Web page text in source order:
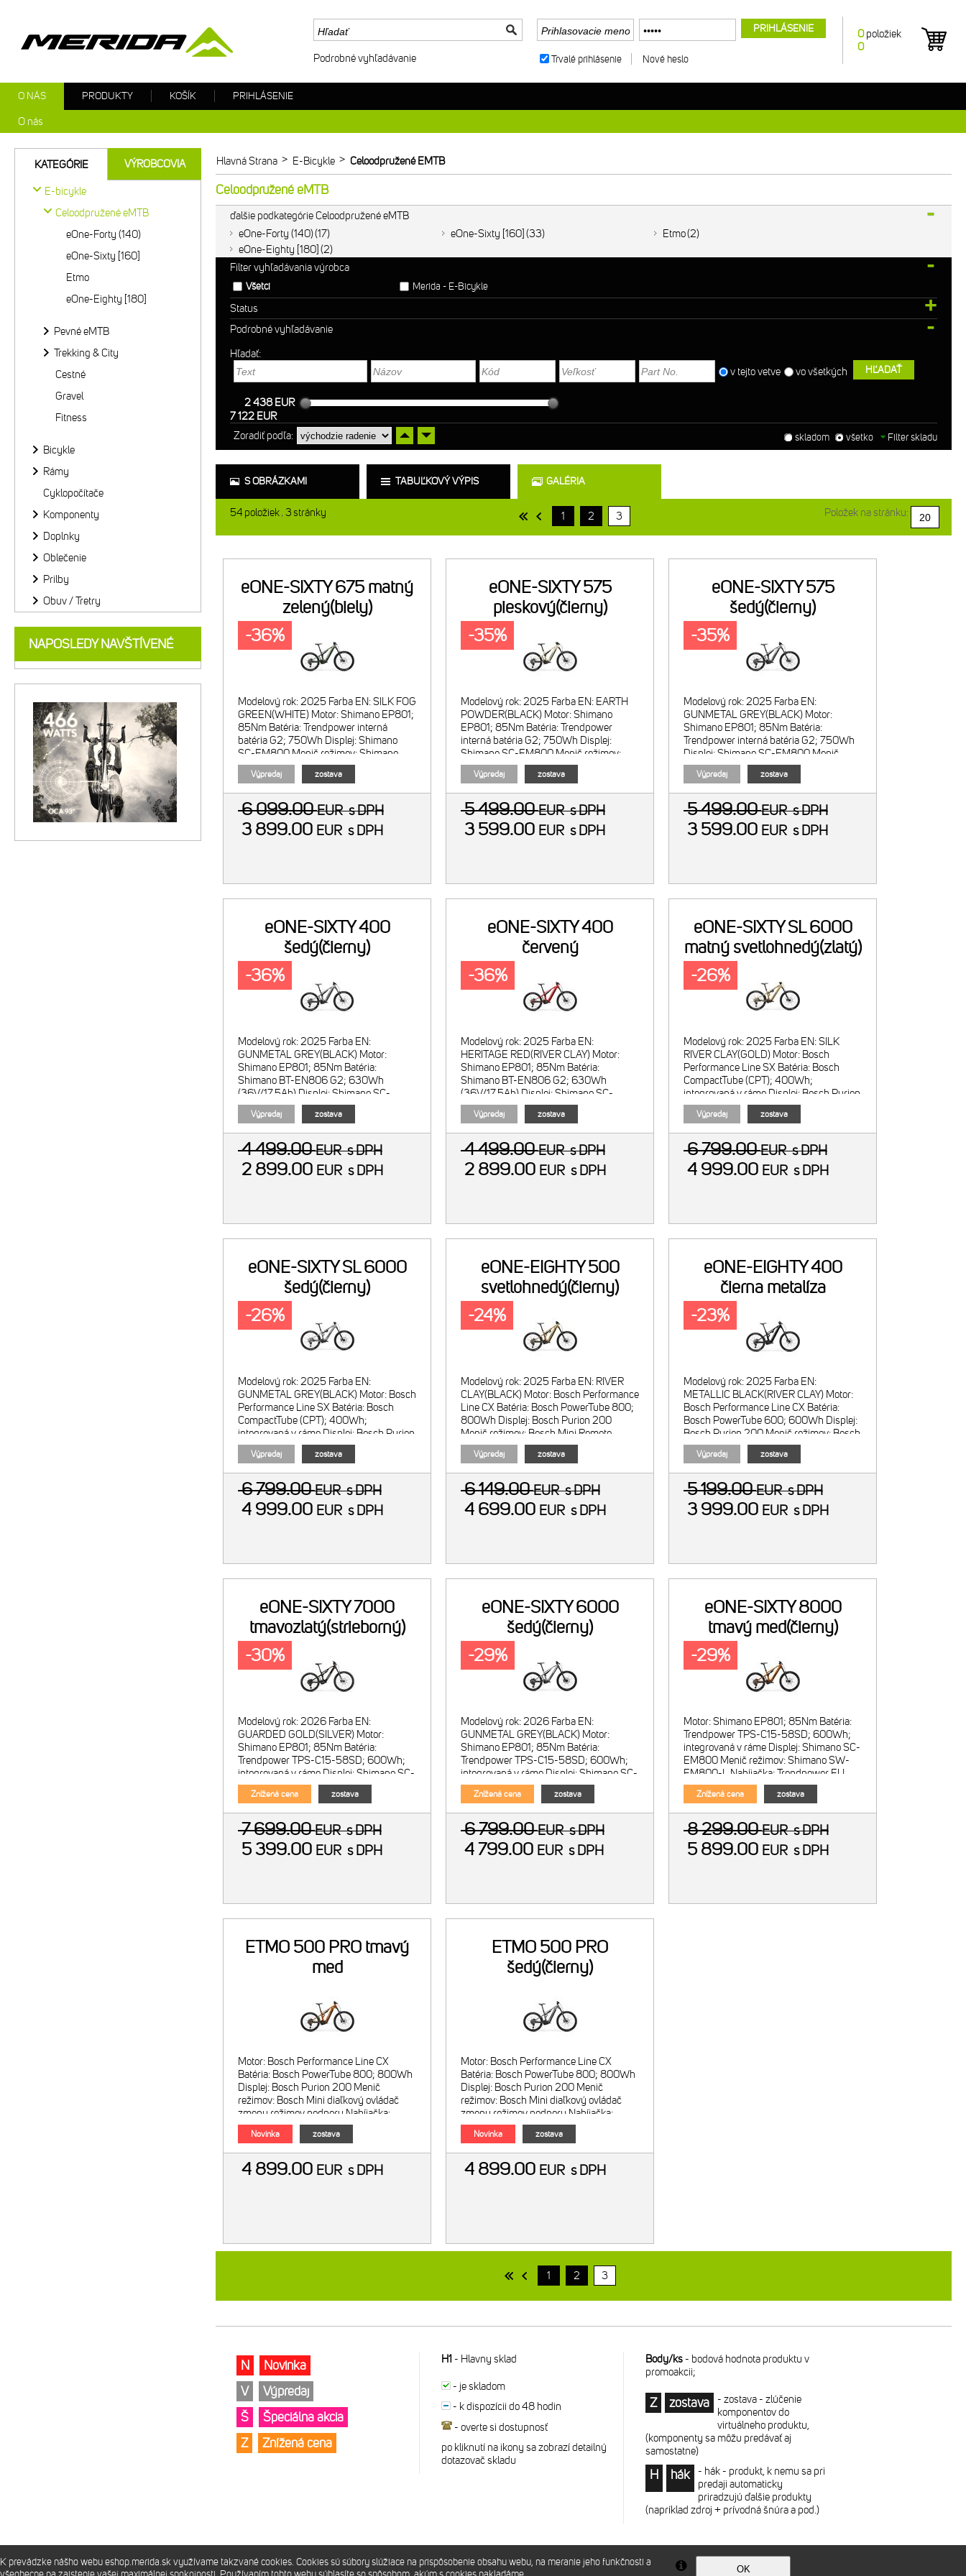
Hlavná Strana > E-Bicykle > Celoodpružené EMTB
Celoodpružené eMTB
ďalšie podkategórie Celoodpružené eMTB
eOne-Forty (140) 17 eOne-Sixty [160] 33 Etmo 2
eOne-Eighty [180] 2
Filter vyhľadávania výrobca
Všetci Merida - E-Bicykle
Status
Podrobné vyhľadávanie
Hľadať:
v tejto vetve
vo všetkých HĽADAŤ
2 438 EUR
7 122 EUR
Zoradiť podľa:
Filter skladu
skladom všetko
S OBRÁZKAMI TABUĽKOVÝ VÝPIS GALÉRIA
Položek na stránku:
54 položiek 3stránky 1 2 3
eONE-SIXTY 675 matný
zelený(biely)
Modelový rok: 2025 Farba EN: SILK FOG
GREEN(WHITE) Motor: Shimano EP801;
85Nm Batéria: Trendpower interná
batéria G2; 750Wh Displej: Shimano
SC-EM800 Menič režimov: Shimano
SW-EM800-
Výpredaj zostava
-36%
6 099.00EURs DPH
3 899.00 EUR s DPH
eONE-SIXTY 575
pieskový(čierny)
Modelový rok: 2025 Farba EN: EARTH
POWDER(BLACK) Motor: Shimano
EP801; 85Nm Batéria: Trendpower
interná batéria G2; 750Wh Displej:
Shimano SC-EM800 Menič režimov:
Shimano SW-EM800-L<
Výpredaj zostava
-35%
5 499.00EURs DPH
3 599.00 EUR s DPH
eONE-SIXTY 575
šedý(čierny)
Modelový rok: 2025 Farba EN:
GUNMETAL GREY(BLACK) Motor:
Shimano EP801; 85Nm Batéria:
Trendpower interná batéria G2; 750Wh
Displej: Shimano SC-EM800 Menič
režimov: Shimano SW-EM800-L
Výpredaj zostava
-35%
5 499.00EURs DPH
3 599.00 EUR s DPH
eONE-SIXTY 400
šedý(čierny)
Modelový rok: 2025 Farba EN:
GUNMETAL GREY(BLACK) Motor:
Shimano EP801; 85Nm Batéria:
Shimano BT-EN806 G2; 630Wh
(36V/17.5Ah) Displej: Shimano SC-
EN500 Menič režimov: Shimano SC-
EN50
Výpredaj zostava
-36%
4 499.00EURs DPH
2 899.00 EUR s DPH
eONE-SIXTY 400
červený
Modelový rok: 2025 Farba EN:
HERITAGE RED(RIVER CLAY) Motor:
Shimano EP801; 85Nm Batéria:
Shimano BT-EN806 G2; 630Wh
(36V/17.5Ah) Displej: Shimano SC-
EN500 Menič režimov: Shimano SC-
Výpredaj zostava
-36%
4 499.00EURs DPH
2 899.00 EUR s DPH
eONE-SIXTY SL 6000
matný svetlohnedý(zlatý)
Modelový rok: 2025 Farba EN: SILK
RIVER CLAY(GOLD) Motor: Bosch
Performance Line SX Batéria: Bosch
CompactTube (CPT); 400Wh;
integrovaná v ráme Displej: Bosch Purion
400 Menič režimov: <
Výpredaj zostava
-26%
6 799.00EURs DPH
4 999.00 EUR s DPH
eONE-SIXTY SL 6000
šedý(čierny)
Modelový rok: 2025 Farba EN:
GUNMETAL GREY(BLACK) Motor: Bosch
Performance Line SX Batéria: Bosch
CompactTube (CPT); 400Wh;
integrovaná v ráme Displej: Bosch Purion
400 Menič režimov:
Výpredaj zostava
-26%
6 799.00EURs DPH
4 999.00 EUR s DPH
eONE-EIGHTY 500
svetlohnedý(čierny)
Modelový rok: 2025 Farba EN: RIVER
CLAY(BLACK) Motor: Bosch Performance
Line CX Batéria: Bosch PowerTube 800;
800Wh Displej: Bosch Purion 200
Menič režimov: Bosch Mini Remote
Výpredaj zostava
-24%
6 149.00EURs DPH
4 699.00 EUR s DPH
eONE-EIGHTY 400
čierna metalíza
Modelový rok: 2025 Farba EN:
METALLIC BLACK(RIVER CLAY) Motor:
Bosch Performance Line CX Batéria:
Bosch PowerTube 600; 600Wh Displej:
Bosch Purion 200 Menič režimov: Bosch
Purion 200
Výpredaj zostava
-23%
5 199.00EURs DPH
3 999.00 EUR s DPH
eONE-SIXTY 7000
tmavozlatý(strieborný)
Modelový rok: 2026 Farba EN:
GUARDED GOLD(SILVER) Motor:
Shimano EP801; 85Nm Batéria:
Trendpower TPS-C15-58SD; 600Wh;
integrovaná v ráme Displej: Shimano SC-
EM800 Menič režimov: Shim
Znížená cena zostava
-30%
7 699.00EURs DPH
5 399.00 EUR s DPH
eONE-SIXTY 6000
šedý(čierny)
Modelový rok: 2026 Farba EN:
GUNMETAL GREY(BLACK) Motor:
Shimano EP801; 85Nm Batéria:
Trendpower TPS-C15-58SD; 600Wh;
integrovaná v ráme Displej: Shimano SC-
EM800 Menič režimov: Shim
Znížená cena zostava
-29%
6 799.00EURs DPH
4 799.00 EUR s DPH
eONE-SIXTY 8000
tmavý med(čierny)
Motor: Shimano EP801; 85Nm Batéria:
Trendpower TPS-C15-58SD; 600Wh;
integrovaná v ráme Displej: Shimano SC-
EM800 Menič režimov: Shimano SW-
EM800-L Nabíjačka: Trendpower EU
Smart nabíjačka; 4A
Znížená cena zostava
-29%
8 299.00EURs DPH
5 899.00 EUR s DPH
ETMO 500 PRO tmavý
med
Motor: Bosch Performance Line CX
Batéria: Bosch PowerTube 800; 800Wh
Displej: Bosch Purion 200 Menič
režimov: Bosch Mini diaľkový ovládač
zmeny režimov podpory Nabíjačka:
Bosch 2A nabíjačka Sa
Novinka zostava
4 899.00 EUR s DPH
ETMO 500 PRO
šedý(čierny)
Motor: Bosch Performance Line CX
Batéria: Bosch PowerTube 800; 800Wh
Displej: Bosch Purion 200 Menič
režimov: Bosch Mini diaľkový ovládač
zmeny režimov podpory Nabíjačka:
Bosch 2A nabíjačka Sa
Novinka zostava
4 899.00 EUR s DPH
1 2 3
N
Novinka
V
Výpredaj
Š
Špeciálna akcia
Z
Znížená cena
H1 - Hlavny sklad
- je skladom
- k dispozícii do 48 hodin
- overte si dostupnosť
po kliknutí na ikony sa zobrazí detailný
dotazovač skladu
Body/ks - bodová hodnota produktu v
promoakcii;
Z zostava -zostava - zlúčenie
komponentov do
virtuálneho produktu,
(komponenty sa môžu predávať aj
samostatne)
H hák - hák - produkt, k nemu sa pri
predaji automaticky
priradzujú ďalšie produkty
(napríklad zdroj + prívodná šnúra a pod.)
KATEGÓRIE VÝROBCOVIA
E-bicykle
Celoodpružené eMTB
eOne-Forty (140)
eOne-Sixty [160]
Etmo
eOne-Eighty [180]
Pevné eMTB
Trekking & City
Cestné
Gravel
Fitness
Bicykle
Rámy
Cyklopočítače
Komponenty
Doplnky
Oblečenie
Prilby
Obuv / Tretry
NAPOSLEDY NAVŠTÍVENÉ
Podrobné vyhľadávanie
O NÁS
O nás
PRODUKTY KOŠÍK PRIHLÁSENIE
0 položiek
0
PRIHLÁSENIE
Trvalé prihlásenie Nové heslo
PrevádzkujeMerida Slovakia s.r.o.
K prevádzke nášho webu eshop.merida.sk využívame takzvané cookies. Cookies sú súbory slúžiace na prispôsobenie obsahu webu, na meranie jeho funkčnosti a
OK